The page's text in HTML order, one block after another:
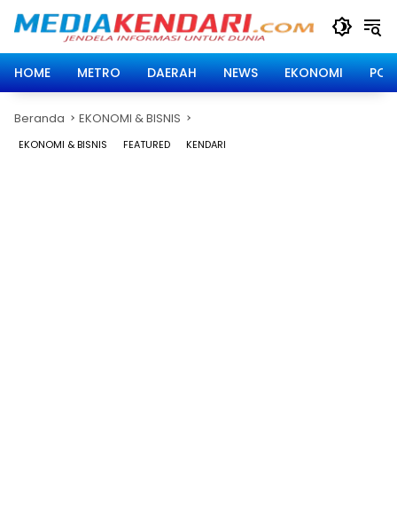
HOME
METRO DAERAH NEWS EKONOMI
Beranda EKONOMI & BISNIS
EKONOMI & BISNIS FEATURED KENDARI